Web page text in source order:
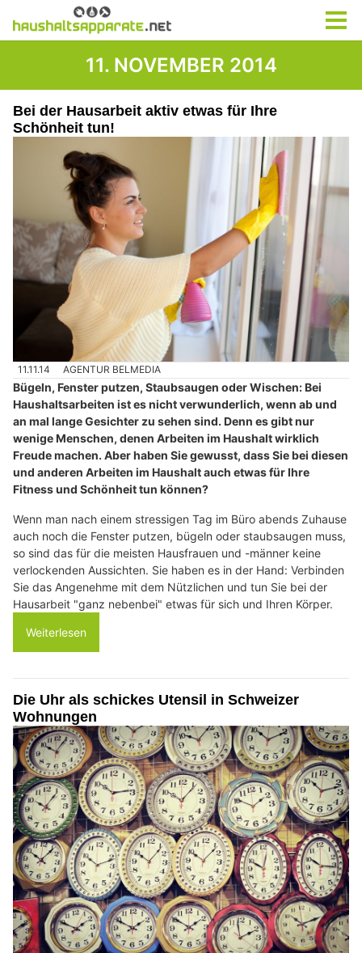
11. NOVEMBER 2014
Bei der Hausarbeit aktiv etwas für Ihre
Schönheit tun!
11.11.14 AGENTUR BELMEDIA
Bügeln, Fenster putzen, Staubsaugen oder Wischen: Bei
Haushaltsarbeiten ist es nicht verwunderlich, wenn ab und
an mal lange Gesichter zu sehen sind. Denn es gibt nur
wenige Menschen, denen Arbeiten im Haushalt wirklich
Freude machen. Aber haben Sie gewusst, dass Sie bei diesen
und anderen Arbeiten im Haushalt auch etwas für Ihre
Fitness und Schönheit tun können?
Wenn man nach einem stressigen Tag im Büro abends Zuhause
auch noch die Fenster putzen, bügeln oder staubsaugen muss,
so sind das für die meisten Hausfrauen und -männer keine
verlockenden Aussichten. Sie haben es in der Hand: Verbinden
Sie das Angenehme mit dem Nützlichen und tun Sie bei der
Hausarbeit "ganz nebenbei" etwas für sich und Ihren Körper.
Weiterlesen
Die Uhr als schickes Utensil in Schweizer
Wohnungen